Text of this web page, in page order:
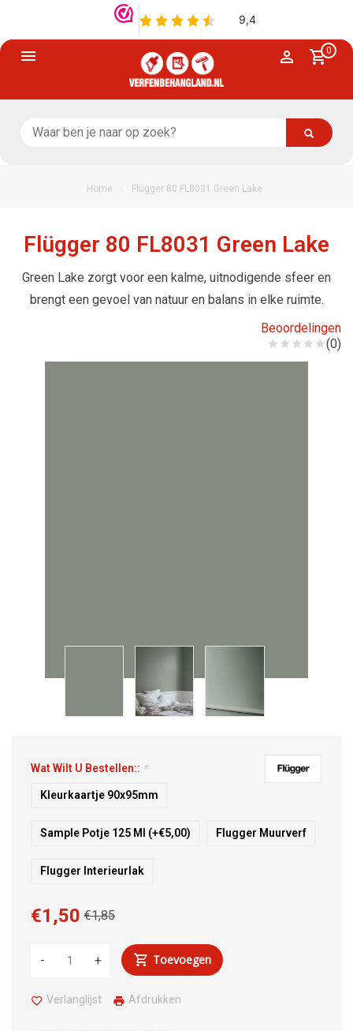
0
Home Flügger 80 FL8031 Green Lake
Flügger 80 FL8031 Green Lake
Green Lake zorgt voor een kalme, uitnodigende sfeer en
brengt een gevoel van natuur en balans in elke ruimte.
Beoordelingen
(0)
Wat Wilt U Bestellen:: *
Kleurkaartje 90x95mm
Sample Potje 125 Ml (+€5,00) Flugger Muurverf
Flugger Interieurlak
€1,85
€1,50
+
- Toevoegen
Verlanglijst Afdrukken